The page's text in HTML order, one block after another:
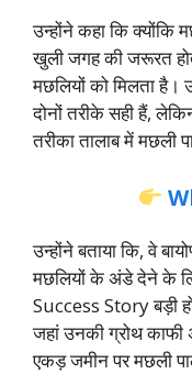
उन्होंने कहा कि क्योंकि
खुली जगह की जरूरत
मछलियों को मिलता है।
दोनों तरीके सही हैं,
तरीका तालाब में मछली
उन्होंने बताया कि, वे
मछलियों के अंडे देने के
Success Story बड़ी
जहां उनकी ग्रोथ काफी
एकड़ जमीन पर मछली